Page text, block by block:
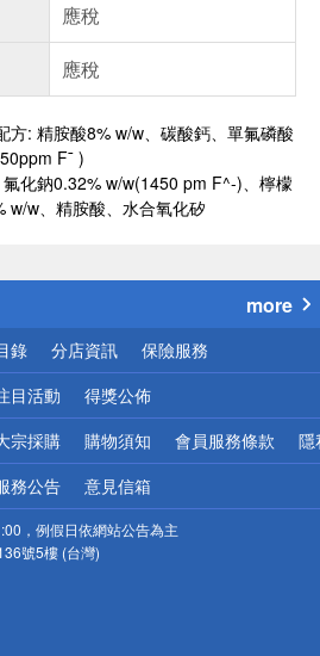
應稅
應稅
方: 精胺酸8% w/w、碳酸鈣、單氟磷酸
F¯ )
化鈉0.32% w/w(1450 pm F^-)、檸檬
w/w、精胺酸、水合氧化矽
送
請小心！
more
錄 分店資訊 保險服務
目活動 得獎公佈
宗採購 購物須知 會員服務條款 隱
務公告 意見信箱
，例假日依網站公告為主
號5樓 (台灣)